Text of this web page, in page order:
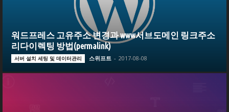
워드프레스 고유주소 변경과 www서브도메인 링크주소
리다이렉팅 방법(permalink)
서버 설치 세팅 및 데이터관리 스위프트 - 2017-08-08